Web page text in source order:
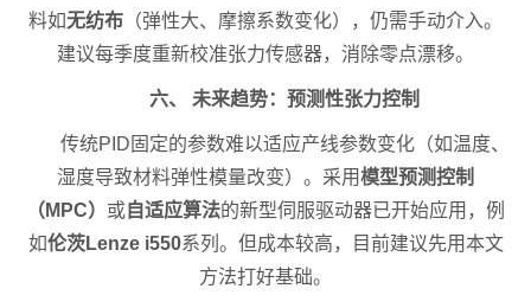
料如无纺布 （弹性大、摩擦系数变化），仍需手动介入。
建议每季度重新校准张力传感器，消除零点漂移。
六、 未来趋势：预测性张力控制
传统PID固定的参数难以适应产线参数变化（如温度、
湿度导致材料弹性模量改变）。采用模型预测控制
（MPC） 或自适应算法的新型伺服驱动器已开始应用，例
如伦茨Lenze i550系列。但成本较高，目前建议先用本文
方法打好基础。